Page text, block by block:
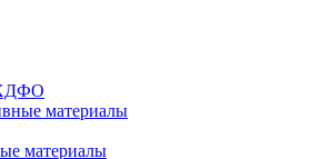
материалы
материалы